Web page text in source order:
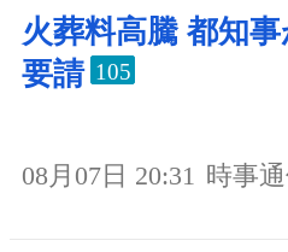
火葬料高騰 都知
要請 105
08月07日 20:31 時事